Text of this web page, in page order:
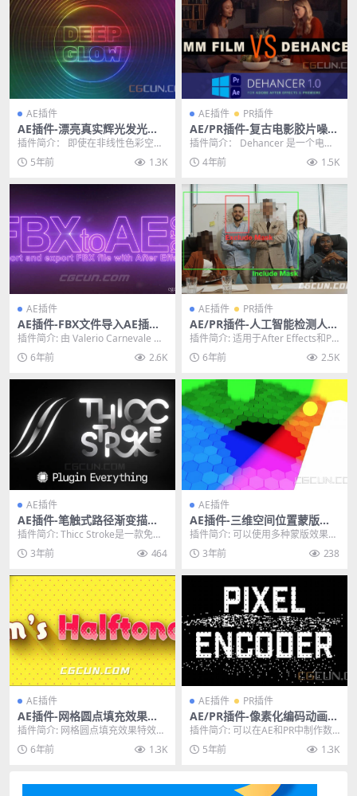
AE插件
AE插件-漂亮真实辉光发光插
件 Aescripts Deep Glow V1.
4.4 Win/Mac破解版
插件简介： 即使在非线性色彩空间
中工作，深辉光也能为您提供开箱
即用的最佳辉光效果...
5年前 1.3K
AE插件 PR插件
AE/PR插件-复古电影胶片噪点
颗粒模拟视觉特效插件 Dehan
cer Film 1.0.0 CE
插件简介： Dehancer 是一个电影
模拟插件，它使用带有模拟控制的
真实摄影和...
4年前 1.5K
AE插件
AE插件-FBX文件导入AE插件
FBX to AE Pro v1.0.4 WIN/
MAC破解版
插件简介: 由 Valerio Carnevale 开
发团队设计的一款免费AE ...
6年前 2.6K
AE插件 PR插件
AE/PR插件-人工智能检测人脸
自动识别跟踪打马赛克模糊插
件 AI Face Detection v1.1.0
Win破解版
插件简介: 适用于After Effects和Pr
emiere Pro的面部检测...
6年前 2.5K
AE插件
AE插件-笔触式路径渐变描边
动画插件 Thicc Stroke V1.2
Win/Mac
插件简介: Thicc Stroke是一款免费
的路径插件，支持调节线条宽度。
该插...3年前 464
AE插件
AE插件-三维空间位置蒙版遮
罩插件 Position Matte v2.3
Win/Mac破解版
插件简介: 可以使用多种蒙版效果来
制作三维空间下的遮罩，这样可以
轻松地添加文字或...
3年前 238
AE插件
AE插件-网格圆点填充效果特
效插件 Aescripts m’s Halfto
ne v1.44 Win/Mac破解版
插件简介: 网格圆点填充效果特效A
E插件 Aescripts m’s Halft...
6年前 1.3K
AE插件 PR插件
AE/PR插件-像素化编码动画风
格特效插件 Aescripts Pixel E
ncoder v1.4.1 Win/Mac
插件简介: 可以在AE和PR中制作数
字编码风格像素填充特效，可以自
定义颜色大小等...
5年前 1.3K